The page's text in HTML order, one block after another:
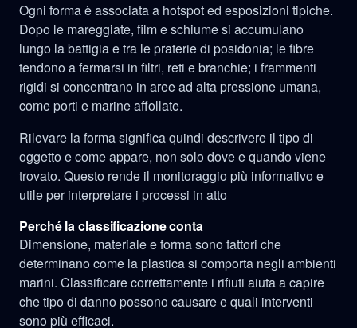
Ogni forma è associata a hotspot ed esposizioni tipiche.
Dopo le mareggiate, film e schiume si accumulano
lungo la battigia e tra le praterie di posidonia; le fibre
tendono a fermarsi in filtri, reti e branchie; i frammenti
rigidi si concentrano in aree ad alta pressione umana,
come porti e marine affollate.
Rilevare la forma significa quindi descrivere il tipo di
oggetto e come appare, non solo dove e quando viene
trovato. Questo rende il monitoraggio più informativo e
utile per interpretare i processi in atto
Perché la classificazione conta
Dimensione, materiale e forma sono fattori che
determinano come la plastica si comporta negli ambienti
marini. Classificare correttamente i rifiuti aiuta a capire
che tipo di danno possono causare e quali interventi
sono più efficaci.